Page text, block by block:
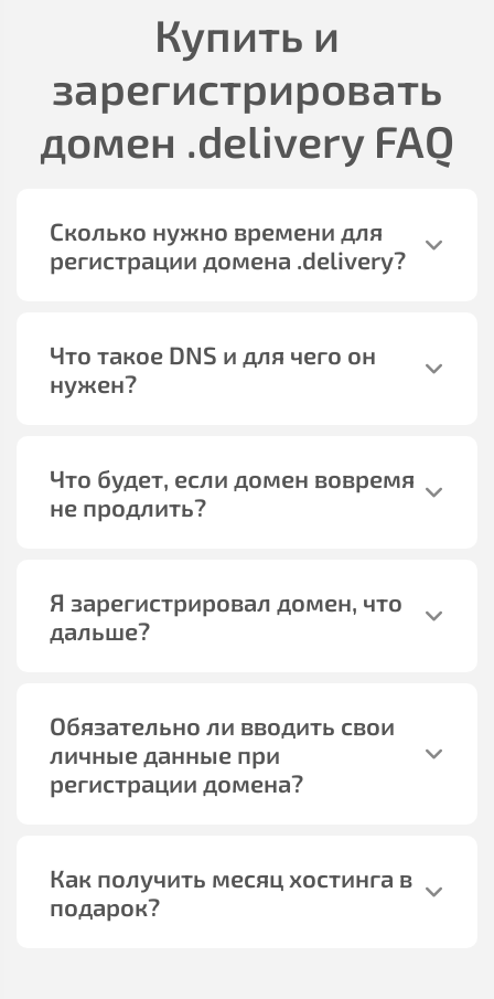
Купить и
зарегистрировать
домен .deliveryFAQ
Сколько нужно времени для
регистрации домена .delivery?
Что такое DNS и для чего он
нужен?
Что будет, если домен вовремя
не продлить?
Я зарегистрировал домен, что
дальше?
Обязательно ли вводить свои
личные данные при
регистрации домена?
Как получить месяц хостинга в
подарок?